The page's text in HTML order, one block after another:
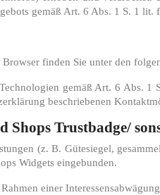
gemäß Art. 6 Abs. 1 S. 1 lit.
finden Sie unter den
gemäß Art. 6 Abs.
beschriebenen
Shops Trustbadge/
(z. B. Gütesiegel,
Widgets eingebunden.
einer